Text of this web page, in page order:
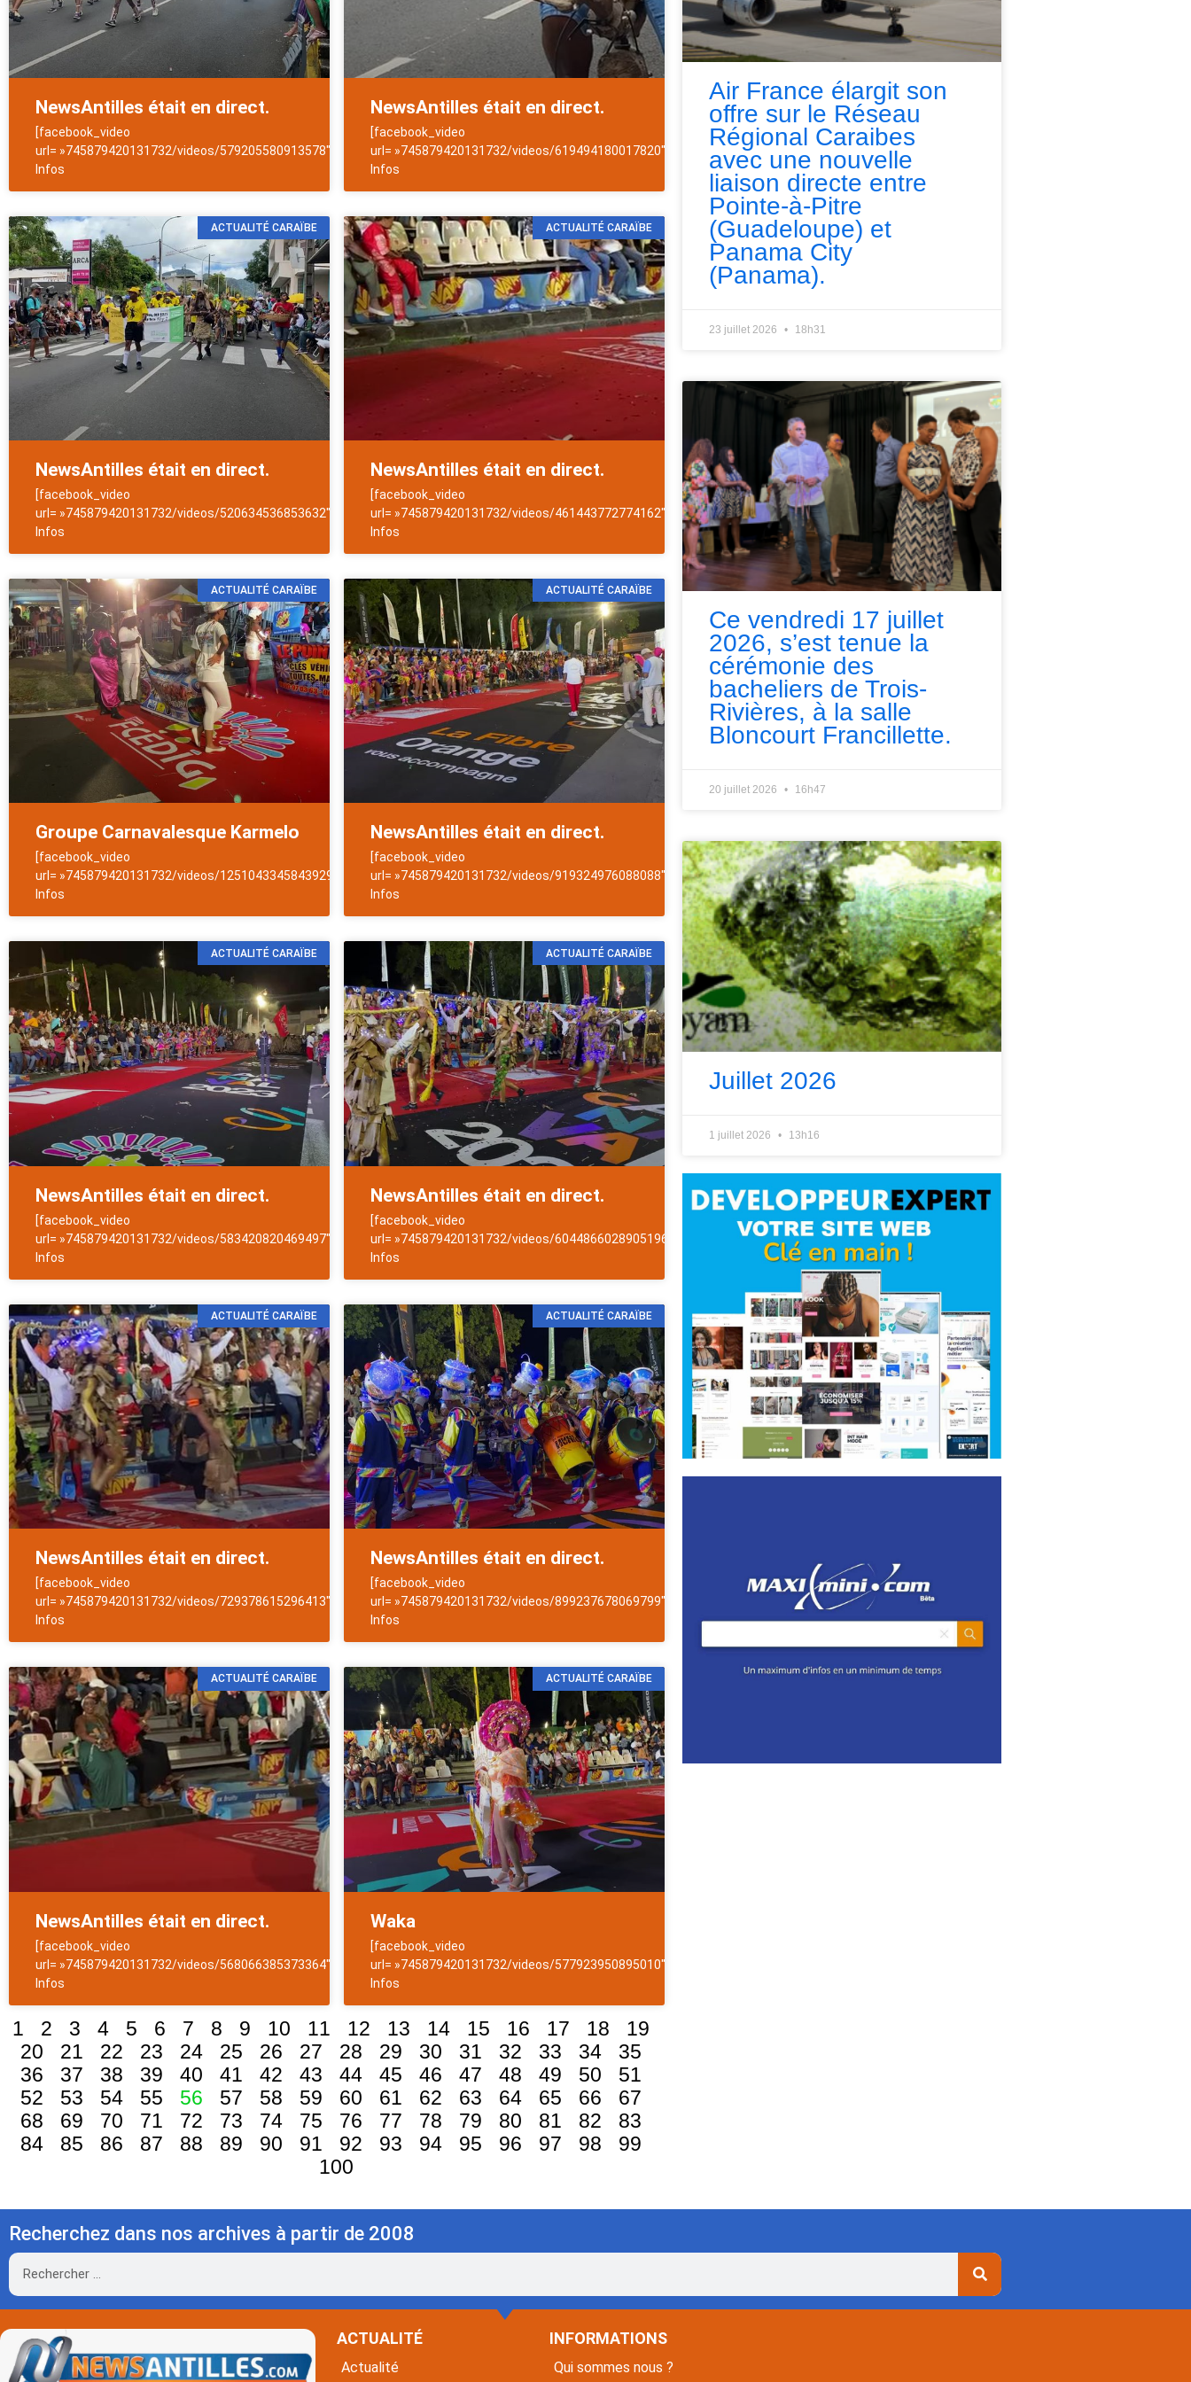
NewsAntilles était en direct.
[facebook_video
url= »745879420131732/videos/579205580913578″]NewsAntilles
Infos
NewsAntilles était en direct.
[facebook_video
url= »745879420131732/videos/619494180017820″]NewsAntilles
Infos
ACTUALITÉ CARAÏBE
NewsAntilles était en direct.
[facebook_video
url= »745879420131732/videos/520634536853632″]NewsAntilles
Infos
ACTUALITÉ CARAÏBE
NewsAntilles était en direct.
[facebook_video
url= »745879420131732/videos/461443772774162″]NewsAntilles
Infos
ACTUALITÉ CARAÏBE
Groupe Carnavalesque Karmelo
[facebook_video
url= »745879420131732/videos/1251043345843929″]NewsAntilles
Infos
ACTUALITÉ CARAÏBE
NewsAntilles était en direct.
[facebook_video
url= »745879420131732/videos/919324976088088″]NewsAntilles
Infos
ACTUALITÉ CARAÏBE
NewsAntilles était en direct.
[facebook_video
url= »745879420131732/videos/583420820469497″]NewsAntilles
Infos
ACTUALITÉ CARAÏBE
NewsAntilles était en direct.
[facebook_video
url= »745879420131732/videos/6044866028905196″]NewsAntilles
Infos
ACTUALITÉ CARAÏBE
NewsAntilles était en direct.
[facebook_video
url= »745879420131732/videos/729378615296413″]NewsAntilles
Infos
ACTUALITÉ CARAÏBE
NewsAntilles était en direct.
[facebook_video
url= »745879420131732/videos/899237678069799″]NewsAntilles
Infos
ACTUALITÉ CARAÏBE
NewsAntilles était en direct.
[facebook_video
url= »745879420131732/videos/568066385373364″]NewsAntilles
Infos
ACTUALITÉ CARAÏBE
Waka
[facebook_video
url= »745879420131732/videos/577923950895010″]NewsAntilles
Infos
1 2 3 4 5 6 7 8 9 10 11 12 13 14 15 16 17 18
19
20
21 22 23 24 25 26 27 28 29 30 31 32 33 34
35
36
37 38 39 40 41 42 43 44 45 46 47 48 49 50
51
52
53 54 55 56 57 58 59 60 61 62 63 64 65 66
67
68
69 70 71 72 73 74 75 76 77 78 79 80 81 82
83
84
85 86 87 88 89 90 91 92 93 94 95 96 97 98
99
100
Air France élargit son
offre sur le Réseau
Régional Caraibes
avec une nouvelle
liaison directe entre
Pointe-à-Pitre
(Guadeloupe) et
Panama City
(Panama).
23 juillet 2026 18h31
Ce vendredi 17 juillet
2026, s’est tenue la
cérémonie des
bacheliers de Trois-
Rivières, à la salle
Bloncourt Francillette.
20 juillet 2026 16h47
Juillet 2026
1 juillet 2026 13h16
Recherchez dans nos archives à partir de 2008
Rechercher
ACTUALITÉ
Actualité
INFORMATIONS
Qui sommes nous ?